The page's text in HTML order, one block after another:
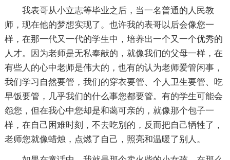
我表哥从小立志等毕业之后，当一名普通的人民教
师，现在他的梦想实现了。也许我的表哥以后会像您一
样，在那一代又一代的学生中，培养出一个又一个优秀的
人才。因为老师是无私奉献的，就像我们的父母一样，在
有些人的心中老师是伟大的，也有的认为老师爱管闲事，
我们学习自然要管，我们的穿衣要管、个人卫生要管、吃
早饭要管，几乎我们的什么事您都要管。有的学生可能会
怨您，但在我心中您却是和蔼可亲的，就像那个包子一
样，在自己困难时刻，不去吃别的，反而把自己牺牲了，
老师您就像蜡烛，点燃了自己，照亮和温暖了别人。